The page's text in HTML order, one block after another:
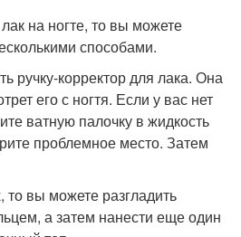
на ногте, то вы можете
способами.
ручку-корректор для лака. Она
его с ногтя. Если у вас нет
ватную палочку в жидкость
проблемное место. Затем
вы можете разгладить
а затем нанести еще один